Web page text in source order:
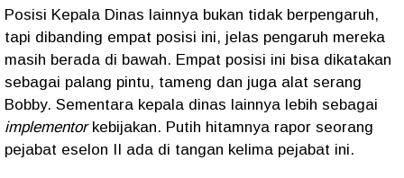
Posisi Kepala Dinas lainnya bukan tidak berpengaruh,
tapi dibanding empat posisi ini, jelas pengaruh mereka
masih berada di bawah. Empat posisi ini bisa dikatakan
sebagai palang pintu, tameng dan juga alat serang
Bobby. Sementara kepala dinas lainnya lebih sebagai
implementorkebijakan. Putih hitamnya rapor seorang
pejabat eselon II ada di tangan kelima pejabat ini.